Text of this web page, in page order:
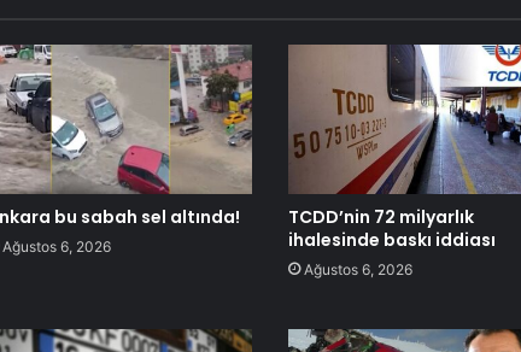
bu sabah sel altında!
Ağustos 6, 2026
TCDD’nin 72 milyarlık
ihalesinde baskı iddiası
Ağustos 6, 2026